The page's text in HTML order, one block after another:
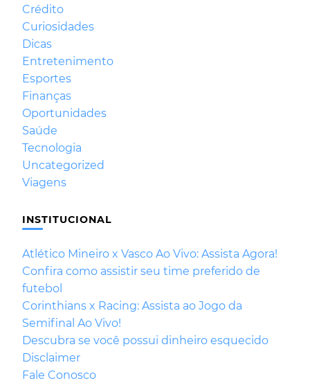
Crédito
Curiosidades
Dicas
Entretenimento
Esportes
Finanças
Oportunidades
Saúde
Tecnologia
Uncategorized
Viagens
INSTITUCIONAL
Atlético Mineiro x Vasco Ao Vivo: Assista Agora!
Confira como assistir seu time preferido de
futebol
Corinthians x Racing: Assista ao Jogo da
Semifinal Ao Vivo!
Descubra se você possui dinheiro esquecido
Disclaimer
Fale Conosco